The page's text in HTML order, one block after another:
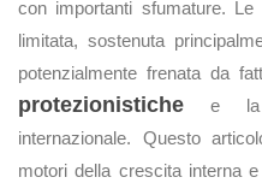
con importanti sfumature.
limitata, sostenuta
potenzialmente frenata da
protezionistiche e la
internazionale. Questo
motori della crescita interna